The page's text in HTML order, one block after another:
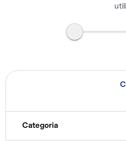
Categoria